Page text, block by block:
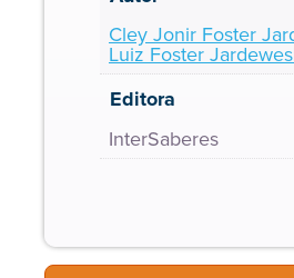
Cley Jonir Foster
Luiz Foster
Editora
InterSaberes